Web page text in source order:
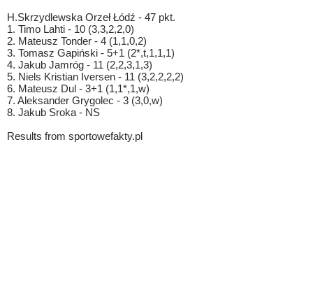
H.Skrzydlewska Orzeł Łódź - 47 pkt.
1. Timo Lahti - 10 (3,3,2,2,0)
2. Mateusz Tonder - 4 (1,1,0,2)
3. Tomasz Gapiński - 5+1 (2*,t,1,1,1)
4. Jakub Jamróg - 11 (2,2,3,1,3)
5. Niels Kristian Iversen - 11 (3,2,2,2,2)
6. Mateusz Dul - 3+1 (1,1*,1,w)
7. Aleksander Grygolec - 3 (3,0,w)
8. Jakub Sroka - NS
Results from sportowefakty.pl